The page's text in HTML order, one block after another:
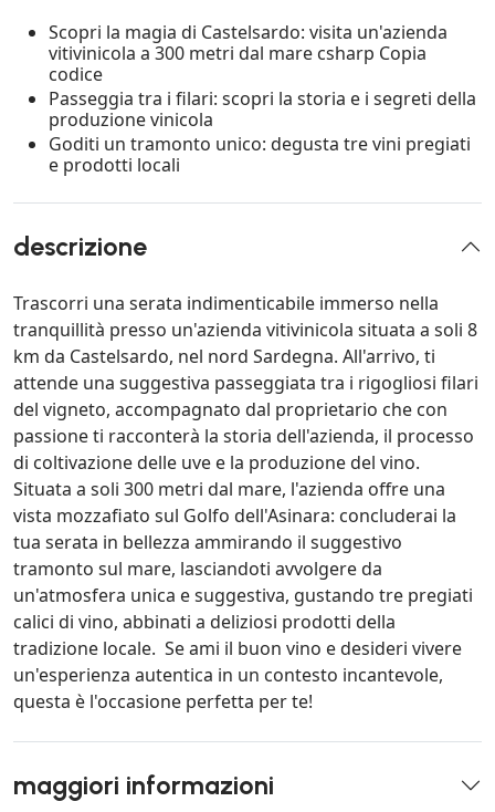
Scopri la magia di Castelsardo: visita un'azienda
vitivinicola a 300 metri dal mare csharp Copia
codice
Passeggia tra i filari: scopri la storia e i segreti della
produzione vinicola
Goditi un tramonto unico: degusta tre vini pregiati
e prodotti locali
descrizione
Trascorri una serata indimenticabile immerso nella
tranquillità presso un'azienda vitivinicola situata a soli 8
km da Castelsardo, nel nord Sardegna. All'arrivo, ti
attende una suggestiva passeggiata tra i rigogliosi filari
del vigneto, accompagnato dal proprietario che con
passione ti racconterà la storia dell'azienda, il processo
di coltivazione delle uve e la produzione del vino.
Situata a soli 300 metri dal mare, l'azienda offre una
vista mozzafiato sul Golfo dell'Asinara: concluderai la
tua serata in bellezza ammirando il suggestivo
tramonto sul mare, lasciandoti avvolgere da
un'atmosfera unica e suggestiva, gustando tre pregiati
calici di vino, abbinati a deliziosi prodotti della
tradizione locale. Se ami il buon vino e desideri vivere
un'esperienza autentica in un contesto incantevole,
questa è l'occasione perfetta per te!
maggiori informazioni